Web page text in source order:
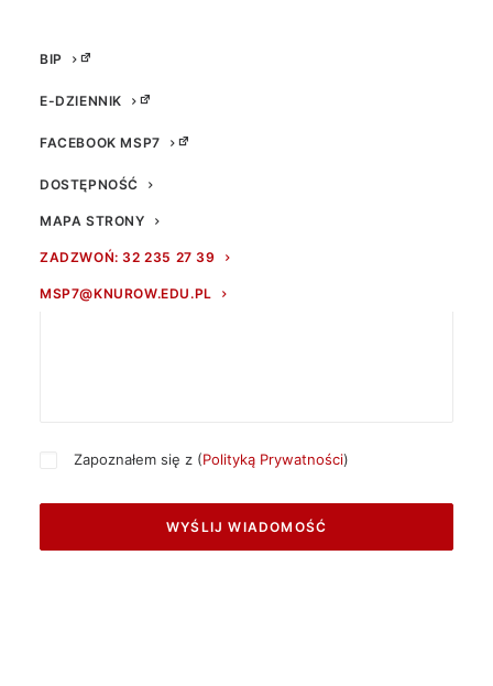
BIP
E-DZIENNIK
FACEBOOK MSP7
DOSTĘPNOŚĆ
MAPA STRONY
ZADZWOŃ: 32 235 27 39
MSP7@KNUROW.EDU.PL
Formularz kontaktowy
Zapoznałem się z (Polityką Prywatności)